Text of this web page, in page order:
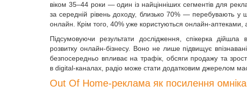
віком 35–44 роки — один із найцінніших сегментів для
за середній рівень доходу, близько 70% — перебувають
онлайн. Крім того, 40% уже користуються онлайн-
Підсумовуючи результати дослідження, спікерка
розвитку онлайн-бізнесу. Воно не лише підвищує
безпосередньо впливає на трафік, обсяги продажу та
в digital-каналах, радіо може стати додатковим джерелом
Out Of Home-реклама як посилення